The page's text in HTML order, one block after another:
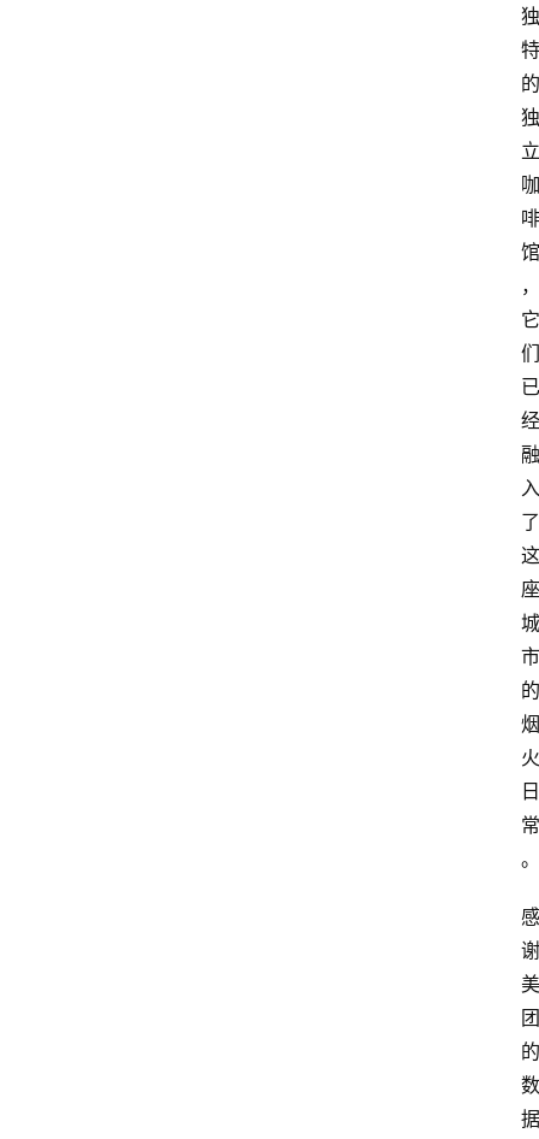
独
特
的
独
立
咖
啡
馆
，
它
们
已
经
融
入
了
这
座
城
市
的
烟
火
日
常
。
感
谢
美
团
的
数
据